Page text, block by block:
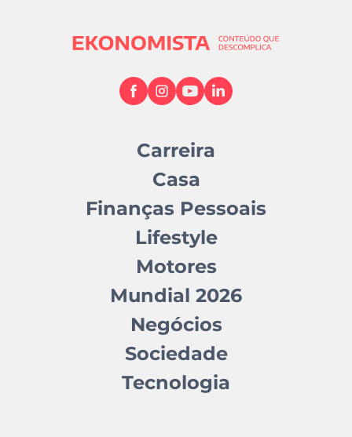
Carreira
Casa
Finanças Pessoais
Lifestyle
Motores
Mundial 2026
Negócios
Sociedade
Tecnologia